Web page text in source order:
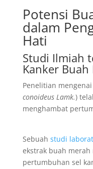
Potensi
dalam
Hati
Studi Ilmiah
Kanker
Penelitian mengenai
conoideus Lamk.)
menghambat
Sebuah studi
ekstrak buah
pertumbuhan sel